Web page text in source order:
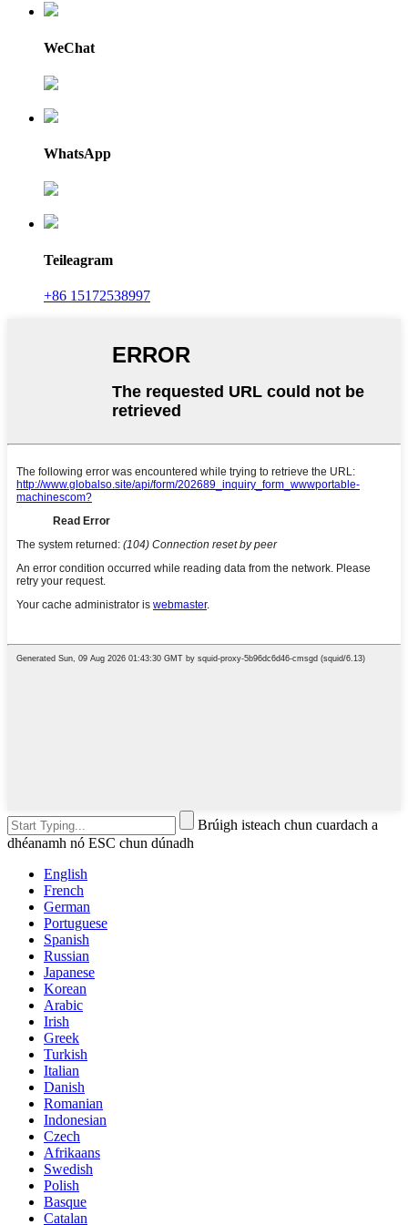
WeChat
WhatsApp
Teileagram
+86 15172538997
Brúigh isteach chun cuardach a
dhéanamh nó ESC chun dúnadh
English
French
German
Portuguese
Spanish
Russian
Japanese
Korean
Arabic
Irish
Greek
Turkish
Italian
Danish
Romanian
Indonesian
Czech
Afrikaans
Swedish
Polish
Basque
Catalan